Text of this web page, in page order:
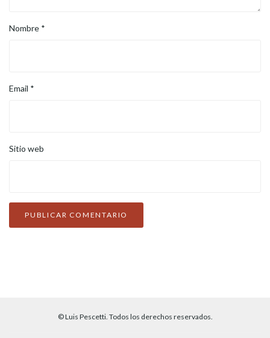
Nombre *
Email *
Sitio web
© Luis Pescetti. Todos los derechos reservados.